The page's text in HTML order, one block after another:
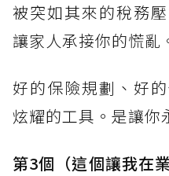
被突如其來的稅務
讓家人承接你的慌亂
好的保險規劃、好
炫耀的工具。是讓你
第3個（這個讓我在